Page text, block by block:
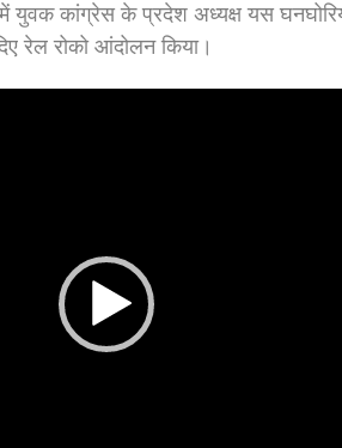
युवक कांग्रेस के प्रदेश अध्यक्ष यस
रेल रोको आंदोलन किया।